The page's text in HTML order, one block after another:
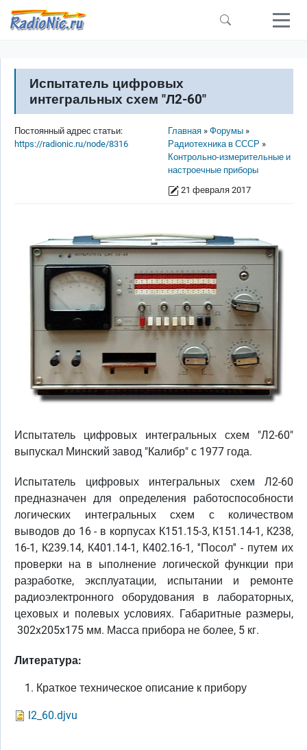
Перейти к основному содержанию
Испытатель цифровых
интегральных схем "Л2-60"
Строка навигации
Главная
Форумы
Радиотехника в СССР
Контрольно-измерительные и
настроечные приборы
21 февраля 2017
Постоянный адрес статьи:
https://radionic.ru/node/8316
Испытатель цифровых интегральных схем "Л2-60"
выпускал Минский завод "Калибр" с 1977 года.
Испытатель цифровых интегральных схем Л2-60
предназначен для определения работоспособности
логических интегральных схем с количеством
выводов до 16 - в корпусах К151.15-3, К151.14-1, К238,
16-1, К239.14, К401.14-1, К402.16-1, ''Посол'' - путем их
проверки на в ыполнение логической функции при
разработке, эксплуатации, испытании и ремонте
радиоэлектронного оборудования в лабораторных,
цеховых и полевых условиях. Габаритные размеры,
302x205x175 мм. Масса прибора не более, 5 кг.
Литература:
Краткое техническое описание к прибору
l2_60.djvu